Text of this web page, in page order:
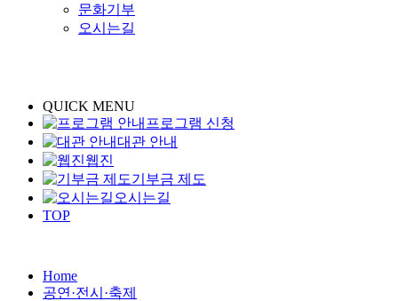
문화기부
오시는길
QUICK MENU
프로그램 신청
대관 안내
웹진
기부금 제도
오시는길
TOP
Home
공연·전시·축제